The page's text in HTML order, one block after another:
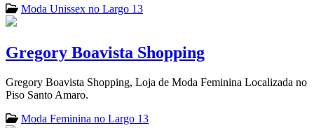
Moda Unissex no Largo 13
Gregory Boavista Shopping
Gregory Boavista Shopping, Loja de Moda Feminina Localizada no
Piso Santo Amaro.
Moda Feminina no Largo 13